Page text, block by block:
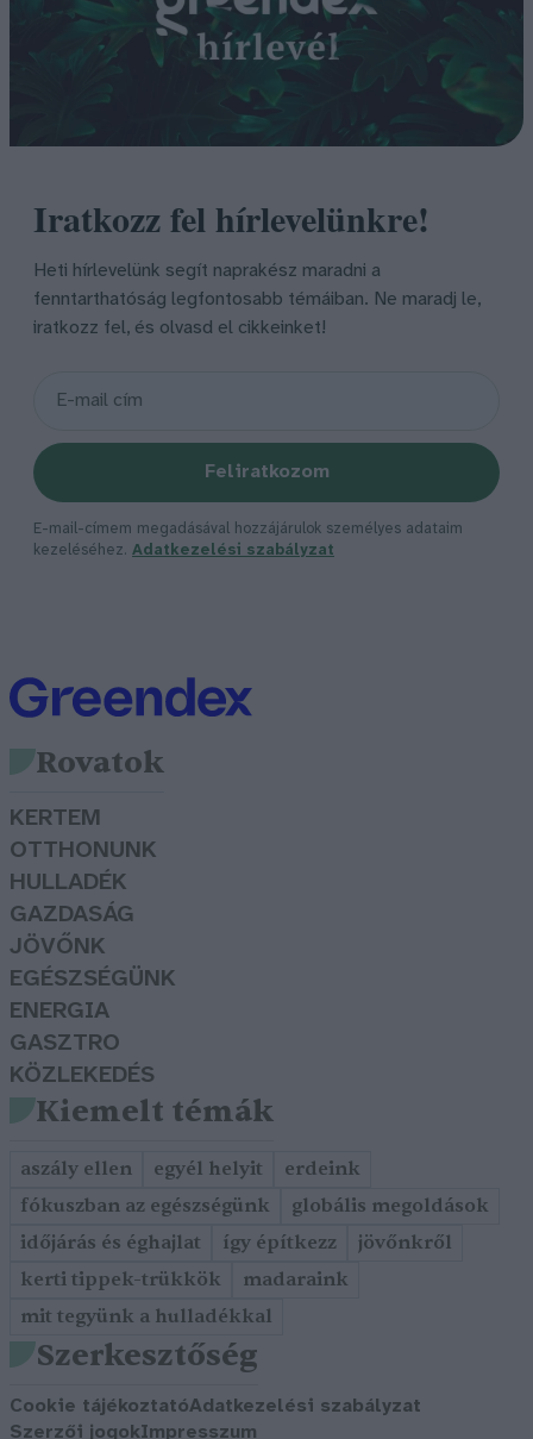
Iratkozz fel hírlevelünkre!
Heti hírlevelünk segít naprakész maradni a
fenntarthatóság legfontosabb témáiban. Ne maradj le,
iratkozz fel, és olvasd el cikkeinket!
Feliratkozom
E-mail-címem megadásával hozzájárulok személyes adataim
kezeléséhez. Adatkezelési szabályzat
Rovatok
KERTEM
OTTHONUNK
HULLADÉK
GAZDASÁG
JÖVŐNK
EGÉSZSÉGÜNK
ENERGIA
GASZTRO
KÖZLEKEDÉS
Kiemelt témák
aszály ellen egyél helyit
erdeink
fókuszban az egészségünk
globális megoldások
időjárás és éghajlat
így építkezz
jövőnkről
kerti tippek-trükkök
madaraink
mit tegyünk a hulladékkal
Szerkesztőség
Cookie tájékoztatóAdatkezelési szabályzat
Szerzői jogokImpresszum